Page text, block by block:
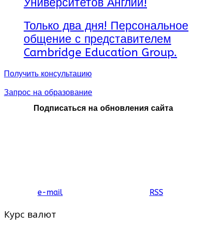
Только два дня! Персональное
общение с представителем
Cambridge Education Group.
Получить консультацию
Запрос на образование
Подписаться на обновления сайта
e-mail RSS
Курс валют